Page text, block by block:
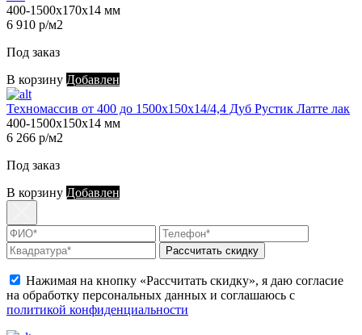
400-1500х170х14 мм
6 910 р/м2
Под заказ
В корзину Добавлен
Техномассив от 400 до 1500х150х14/4,4 Дуб Рустик Латте лак
400-1500х150х14 мм
6 266 р/м2
Под заказ
В корзину Добавлен
Рассчитать скидку
Нажимая на кнопку «Рассчитать скидку», я даю согласие
на обработку персональных данных и соглашаюсь с
политикой конфиденциальности